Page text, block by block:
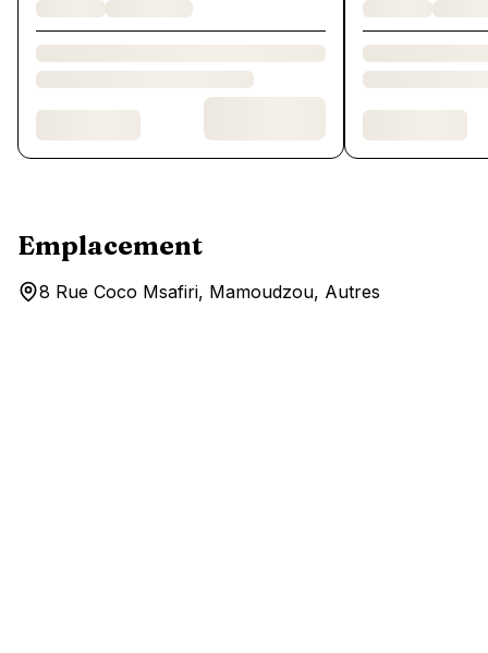
Emplacement
8 Rue Coco Msafiri, Mamoudzou, Autres